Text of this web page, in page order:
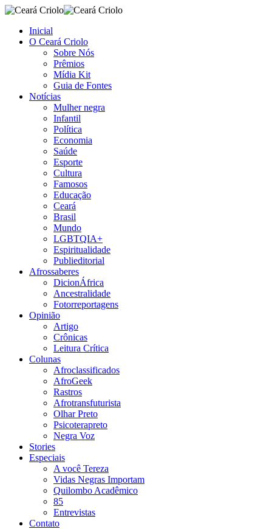
Inicial
O Ceará Criolo
Sobre Nós
Prêmios
Mídia Kit
Guia de Fontes
Notícias
Mulher negra
Infantil
Política
Economia
Saúde
Esporte
Cultura
Famosos
Educação
Ceará
Brasil
Mundo
LGBTQIA+
Espiritualidade
Publieditorial
Afrossaberes
DicionÁfrica
Ancestralidade
Fotorreportagens
Opinião
Artigo
Crônicas
Leitura Crítica
Colunas
Afroclassificados
AfroGeek
Rastros
Afrotransfuturista
Olhar Preto
Psicoterapreto
Negra Voz
Stories
Especiais
A você Tereza
Vidas Negras Importam
Quilombo Acadêmico
85
Entrevistas
Contato